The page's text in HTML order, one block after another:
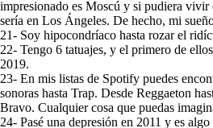
impresionado es Moscú y si pudiera
sería en Los Ángeles. De hecho, mi
21- Soy hipocondríaco hasta rozar el
22- Tengo 6 tatuajes, y el primero de
2019.
23- En mis listas de Spotify puedes
sonoras hasta Trap. Desde Reggaeton
Bravo. Cualquier cosa que puedas
24- Pasé una depresión en 2011 y es